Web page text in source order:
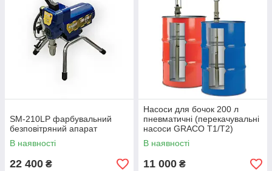
SM-210LP фарбувальний
безповітряний апарат
В наявності
22 400 ₴
Насоси для бочок 200 л
пневматичні (перекачувальні
насоси GRACO T1/T2)
В наявності
11 000 ₴